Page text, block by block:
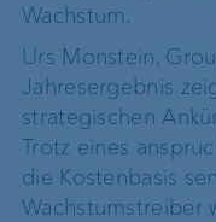
Wachstum.
Urs Monstein,
Jahresergebnis
strategischen
Trotz eines
die Kostenbasis
Wachstumstreiber